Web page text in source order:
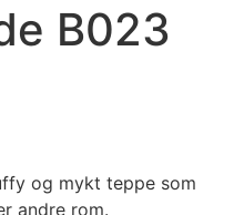
B023
og mykt teppe som
andre rom.